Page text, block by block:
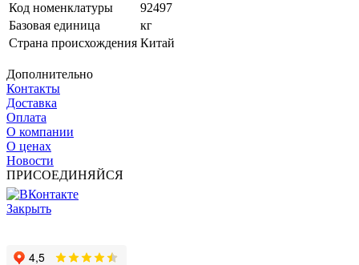
Код номенклатуры
92497
Базовая единица
кг
Страна происхождения Китай
Дополнительно
Контакты
Доставка
Оплата
О компании
О ценах
Новости
ПРИСОЕДИНЯЙСЯ
Закрыть